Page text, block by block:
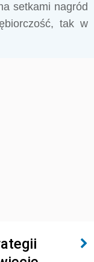
setkami nagród
tak w